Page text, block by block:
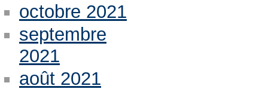
octobre 2021
septembre
2021
août 2021